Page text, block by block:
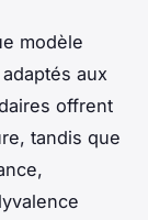
modèle
aux
offrent
tandis que